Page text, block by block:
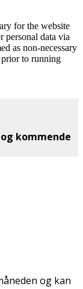
for the website
personal data via
as non-necessary
prior to running
kommende
og kan